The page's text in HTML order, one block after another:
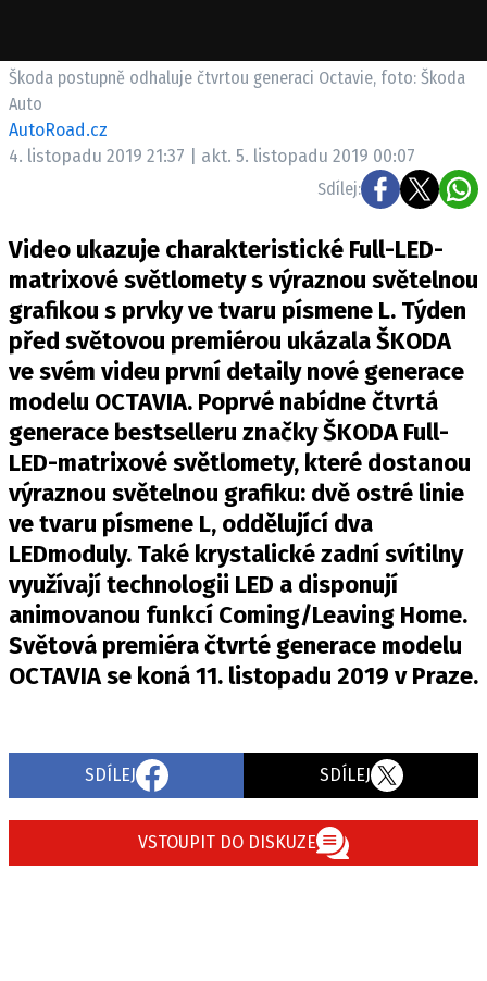
TRH S ELEKTROMOBILY
OSTATNÍ
TISKOVKY
ROZHOVORY
DAKAR
Z DOMOVA
ZE SVĚTA
MOTORSPORT
PIT LANE
ČEŠI V AKCI
FIA CEZ & POHÁRY
MEZINÁRODNÍ SCÉNA
SLEDUJTE NÁS NA|
Máte příběh, fotku nebo video?
Pošlete e-mail na autoroad.cz
Škoda postupně odhaluje čtvrtou generaci Octavie, foto: Škoda
Auto
AutoRoad.cz
4. listopadu 2019 21:37 | akt. 5. listopadu 2019 00:07
Sdílej:
Video ukazuje charakteristické Full-LED-
matrixové světlomety s výraznou světelnou
grafikou s prvky ve tvaru písmene L. Týden
před světovou premiérou ukázala ŠKODA
ve svém videu první detaily nové generace
modelu OCTAVIA. Poprvé nabídne čtvrtá
generace bestselleru značky ŠKODA Full-
LED-matrixové světlomety, které dostanou
výraznou světelnou grafiku: dvě ostré linie
ve tvaru písmene L, oddělující dva
LEDmoduly. Také krystalické zadní svítilny
využívají technologii LED a disponují
animovanou funkcí Coming/Leaving Home.
Světová premiéra čtvrté generace modelu
OCTAVIA se koná 11. listopadu 2019 v Praze.
SDÍLEJ SDÍLEJ
VSTOUPIT DO DISKUZE